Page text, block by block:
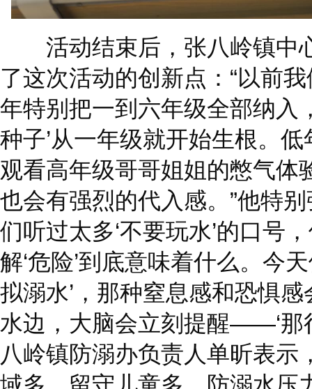
活动结束后，张八岭镇中
了这次活动的创新点：“以前
年特别把一到六年级全部纳入
种子’从一年级就开始生根。
观看高年级哥哥姐姐的憋气体
也会有强烈的代入感。”他特别
们听过太多‘不要玩水’的口号
解‘危险’到底意味着什么。今
拟溺水’，那种窒息感和恐惧
水边，大脑会立刻提醒——‘那
八岭镇防溺办负责人单昕表示